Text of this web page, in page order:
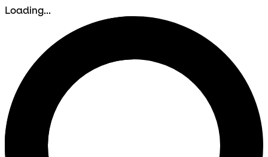
Loading...